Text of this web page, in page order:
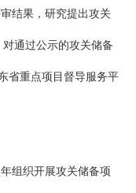
结果，研究提出攻关
通过公示的攻关储备
省重点项目督导服务平
组织开展攻关储备项